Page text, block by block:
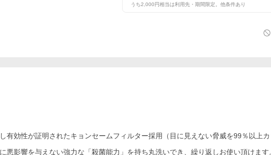
うち2,000円相当は利用先・期間限定。他条件あり
効性が証明されたキョンセームフィルター採用（目に見えない脅威を99％以上カ
影響を与えない強力な「殺菌能力」を持ち丸洗いでき、繰り返しお使い頂けます